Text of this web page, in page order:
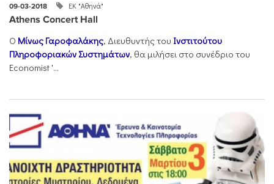
09-03-2018 ΕΚ "Αθηνά"
Athens Concert Hall
Ο Μίνως Γαροφαλάκης, Διευθυντής του Ινστιτούτου
Πληροφοριακών Συστημάτων, θα μιλήσει στο συνέδριο του
Economist '...